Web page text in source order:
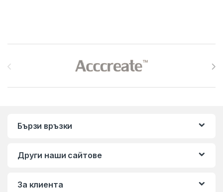
Бързи връзки
Други наши сайтове
За клиента